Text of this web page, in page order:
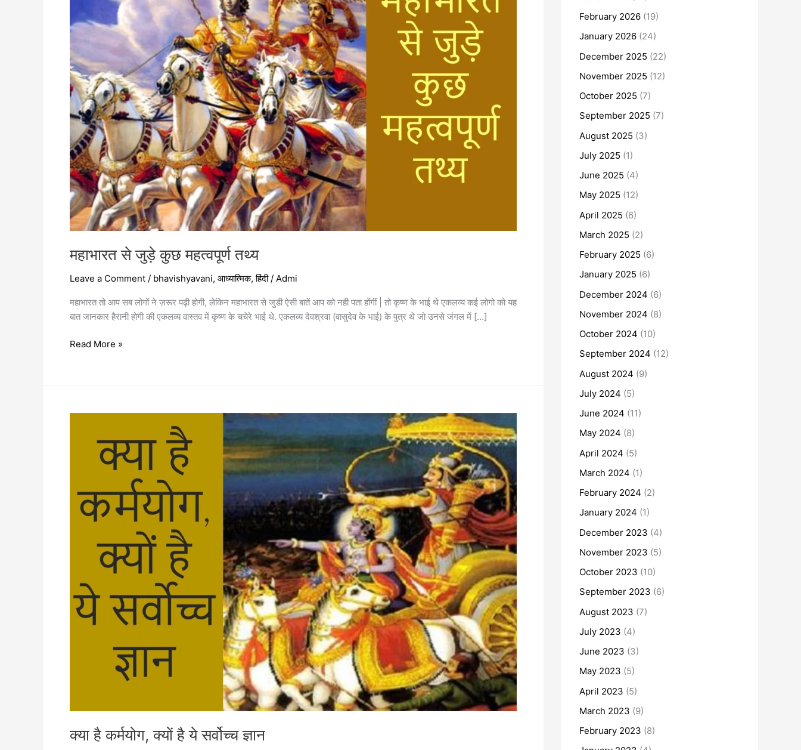
महाभारत से जुड़े कुछ महत्वपूर्ण तथ्य
Leave a Comment / bhavishyavani, आध्यात्मिक,हिंदी/ Admi
महाभारत तो आप सब लोगों ने ज़रूर पढ़ी होगी, लेकिन महाभारत से जुडी ऐसी बातें आप को नही पता होंगीं | तो कृष्ण के भाई थे एकलव्य कई लोगो को यह
बात जानकार हैरानी होगी की एकलव्य वास्तव में कृष्ण के चचेरे भाई थे. एकलव्य देवश्रवा (वासुदेव के भाई) के पुत्र थे जो उनसे जंगल में […]
Read More »
क्या है कर्मयोग, क्यों है ये सर्वोच्च ज्ञान
सर्वोच्च
February 2026 (19)
January 2026 (24)
December 2025 (22)
November 2025 (12)
October 2025 (7)
September 2025 (7)
August 2025 (3)
July 2025 (1)
June 2025 (4)
May 2025 (12)
April 2025 (6)
March 2025 (2)
February 2025 (6)
January 2025 (6)
December 2024 (6)
November 2024 (8)
October 2024 (10)
September 2024 (12)
August 2024 (9)
July 2024 (5)
June 2024 (11)
May 2024 (8)
April 2024 (5)
March 2024 (1)
February 2024 (2)
January 2024 (1)
December 2023 (4)
November 2023 (5)
October 2023 (10)
September 2023 (6)
August 2023 (7)
July 2023 (4)
June 2023 (3)
May 2023 (5)
April 2023 (5)
March 2023 (9)
February 2023 (8)